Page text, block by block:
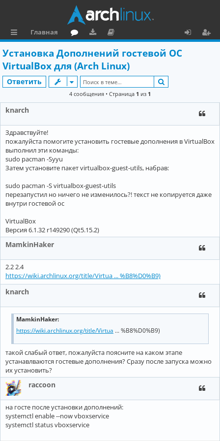
ы
л
и
Главная
ру
м
ру
зк
и
ку
м
е
н
я
а
Установка Дополнений гостевой ОС
VirtualBox для (Arch Linux)
Ответить
4 сообщения • Страница 1 из 1
knarch
Здравствуйте!
пожалуйста помогите установить гостевые дополнения в VirtualBox
выполнил эти команды:
sudo pacman -Syyu
Затем установите пакет virtualbox-guest-utils, набрав:
sudo pacman -S virtualbox-guest-utils
перезапустил но ничего не изменилось?! текст не копируется даже
внутри гостевой ос
VirtualBox
Версия 6.1.32 r149290 (Qt5.15.2)
MamkinHaker
2.2 2.4
https://wiki.archlinux.org/title/Virtua ... %B8%D0%B9)
knarch
MamkinHaker:
https://wiki.archlinux.org/title/Virtua ... %B8%D0%B9)
такой слабый ответ, пожалуйста поясните на каком этапе
устанавлваются гостевые дополнения? Сразу после запуска можно
их установить?
raccoon
на госте после установки дополнений:
systemctl enable --now vboxservice
systemctl status vboxservice